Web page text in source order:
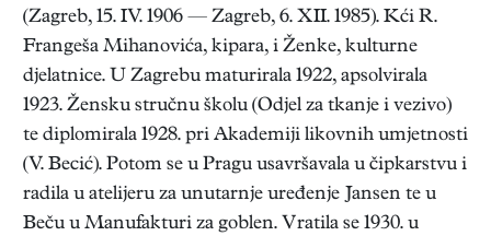
(Zagreb, 15. IV. 1906 — Zagreb, 6. XII. 1985). Kći R.
Frangeša Mihanovića, kipara, i Ženke, kulturne
djelatnice. U Zagrebu maturirala 1922, apsolvirala
1923. Žensku stručnu školu (Odjel za tkanje i vezivo)
te diplomirala 1928. pri Akademiji likovnih umjetnosti
(V. Becić). Potom se u Pragu usavršavala u čipkarstvu i
radila u atelijeru za unutarnje uređenje Jansen te u
Beču u Manufakturi za goblen. Vratila se 1930. u